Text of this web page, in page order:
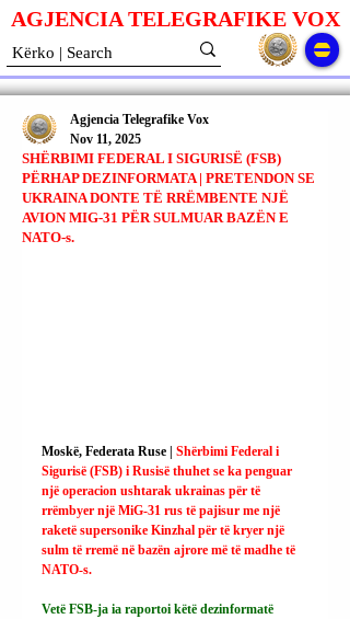
AGJENCIA TELEGRAFIKE VOX
SHËRBIMI FEDERAL I SIGURISË (FSB)
PËRHAP DEZINFORMATA | PRETENDON SE
UKRAINA DONTE TË RRËMBENTE NJË
AVION MIG-31 PËR SULMUAR BAZËN E
NATO-s.
Agjencia Telegrafike Vox
Nov 11, 2025
Moskë, Federata Ruse | Shërbimi Federal i
Sigurisë (FSB) i Rusisë thuhet se ka penguar
një operacion ushtarak ukrainas për të
rrëmbyer një MiG-31 rus të pajisur me një
raketë supersonike Kinzhal për të kryer një
sulm të rremë në bazën ajrore më të madhe të
NATO-s.
Vetë FSB-ja ia raportoi këtë dezinformatë